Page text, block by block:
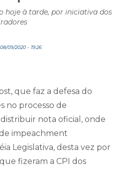
hoje à tarde, por iniciativa dos
09/2020 - 19:26
que faz a defesa do
no processo de
nota oficial, onde
impeachment
Legislativa, desta vez por
fizeram a CPI dos